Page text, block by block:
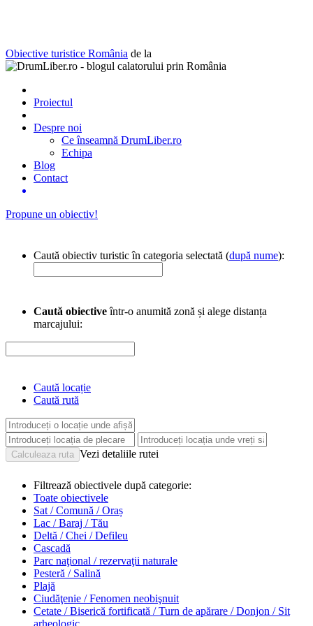
Obiective turistice România de la
Proiectul
Despre noi
Ce înseamnă DrumLiber.ro
Echipa
Blog
Contact
Propune un obiectiv!
Caută obiectiv turistic în categoria selectată (după nume):
Caută obiectiveîntr-o anumită zonă și alege distanța
marcajului:
Caută locație
Caută rută
Vezi detaliile rutei
Filtrează obiectivele după categorie:
Toate obiectivele
Sat / Comună / Oraș
Lac / Baraj / Tău
Deltă / Chei / Defileu
Cascadă
Parc naţional / rezervaţii naturale
Pesteră / Salină
Plajă
Ciudăţenie / Fenomen neobişnuit
Cetate / Biserică fortificată / Turn de apărare / Donjon / Sit
arheologic